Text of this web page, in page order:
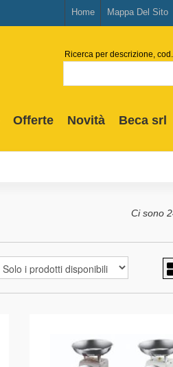
Home Mappa Del Sito
Ricerca per descrizione,
Offerte Novità Beca srl
Ci sono